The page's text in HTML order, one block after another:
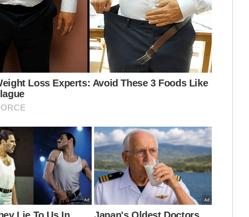
kepada peningkatan harga sewa
seperti lokasi, kemudahan akses,
pengangkutan, keselamatan dan
pinjaman.
itu, urusan mendapatkan kembali
sewa rumah daripada pemilik kediaman